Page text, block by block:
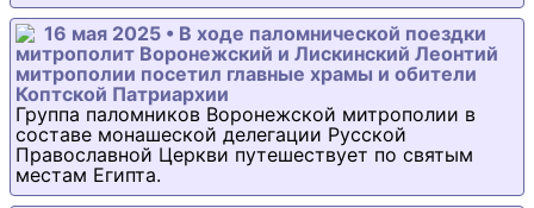
16 мая 2025 • В ходе паломнической поездки
митрополит Воронежский и Лискинский Леонтий
митрополии посетил главные храмы и обители
Коптской Патриархии
Группа паломников Воронежской митрополии в
составе монашеской делегации Русской
Православной Церкви путешествует по святым
местам Египта.